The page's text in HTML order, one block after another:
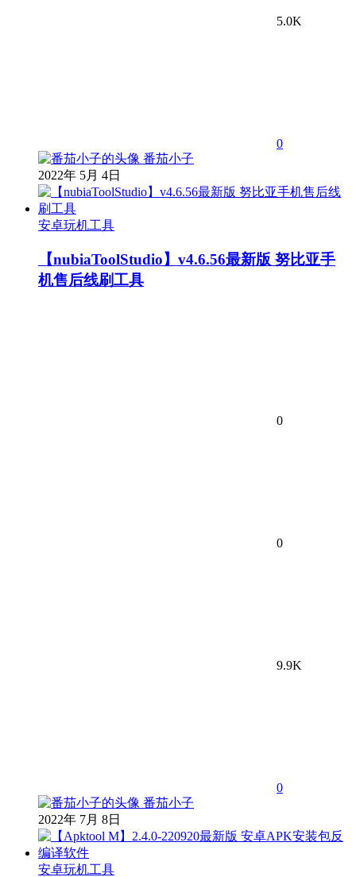
5.0K
0
番茄小子
2022年 5月 4日
安卓玩机工具
【nubiaToolStudio】v4.6.56最新版 努比亚手
机售后线刷工具
0
0
9.9K
0
番茄小子
2022年 7月 8日
安卓玩机工具